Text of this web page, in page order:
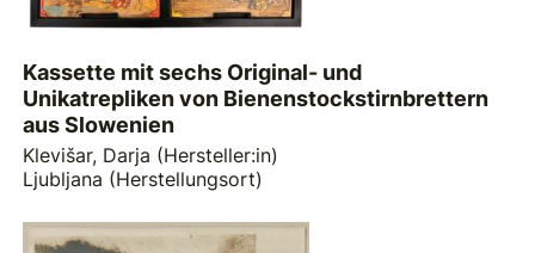
Kassette mit sechs Original- und
Unikatrepliken von Bienenstockstirnbrettern
aus Slowenien
Klevišar, Darja (Hersteller:in)
Ljubljana (Herstellungsort)